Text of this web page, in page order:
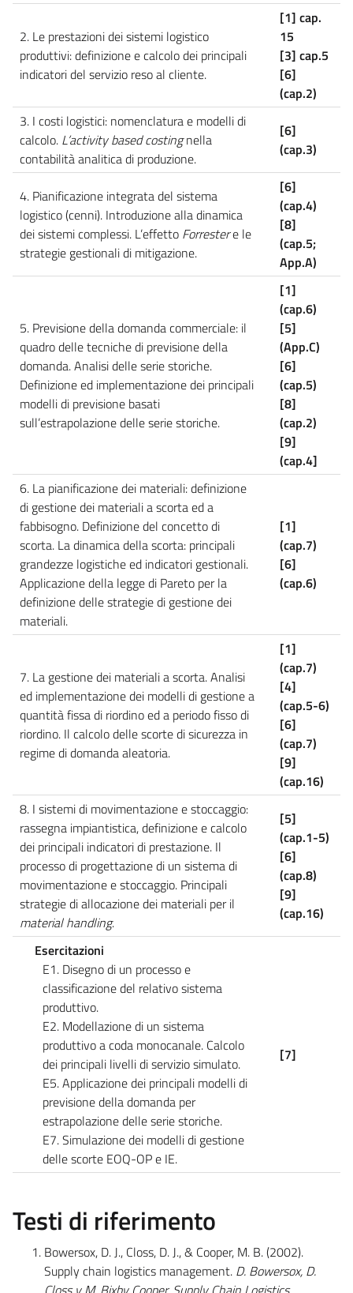
2. Le prestazioni dei sistemi logistico
produttivi: definizione e calcolo dei principali
indicatori del servizio reso al cliente.
[1] cap.
15
[3] cap.5
[6]
(cap.2)
3. I costi logistici: nomenclatura e modelli di
calcolo. L’activity based costingnella
contabilità analitica di produzione.
[6]
(cap.3)
4. Pianificazione integrata del sistema
logistico (cenni). Introduzione alla dinamica
dei sistemi complessi. L’effetto Forrestere le
strategie gestionali di mitigazione.
[6]
(cap.4)
[8]
(cap.5;
App.A)
5. Previsione della domanda commerciale: il
quadro delle tecniche di previsione della
domanda. Analisi delle serie storiche.
Definizione ed implementazione dei principali
modelli di previsione basati
sull’estrapolazione delle serie storiche.
[1]
(cap.6)
[5]
(App.C)
[6]
(cap.5)
[8]
(cap.2)
[9]
(cap.4]
6. La pianificazione dei materiali: definizione
di gestione dei materiali a scorta ed a
fabbisogno. Definizione del concetto di
scorta. La dinamica della scorta: principali
grandezze logistiche ed indicatori gestionali.
Applicazione della legge di Pareto per la
definizione delle strategie di gestione dei
materiali.
[1]
(cap.7)
[6]
(cap.6)
7. La gestione dei materiali a scorta. Analisi
ed implementazione dei modelli di gestione a
quantità fissa di riordino ed a periodo fisso di
riordino. Il calcolo delle scorte di sicurezza in
regime di domanda aleatoria.
[1]
(cap.7)
[4]
(cap.5-6)
[6]
(cap.7)
[9]
(cap.16)
8. I sistemi di movimentazione e stoccaggio:
rassegna impiantistica, definizione e calcolo
dei principali indicatori di prestazione. Il
processo di progettazione di un sistema di
movimentazione e stoccaggio. Principali
strategie di allocazione dei materiali per il
material handling.
[5]
(cap.1-5)
[6]
(cap.8)
[9]
(cap.16)
Esercitazioni
E1. Disegno di un processo e
classificazione del relativo sistema
produttivo.
E2. Modellazione di un sistema
produttivo a coda monocanale. Calcolo
dei principali livelli di servizio simulato.
E5. Applicazione dei principali modelli di
previsione della domanda per
estrapolazione delle serie storiche.
E7. Simulazione dei modelli di gestione
delle scorte EOQ-OP e IE.
[7]
Testi di riferimento
Bowersox, D. J., Closs, D. J., & Cooper, M. B. (2002).
Supply chain logistics management. D. Bowersox, D.